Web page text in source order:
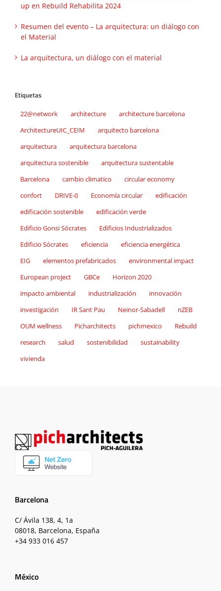
up en Rebuild Rehabilita 2024
Resumen del evento – La arquitectura: un diálogo con
el Material
La arquitectura, un diálogo con el material
Etiquetas
22@network architecture
architecture barcelona
ArchitectureUIC_CEIM
arquitecto barcelona
arquitectura
arquitectura barcelona
arquitectura sostenible
arquitectura sustentable
Barcelona
cambio climatico
circular economy
confort
DRIVE-0 Economía circular
edificación
edificación sostenible
edificación verde
Edificio Gonsi Sócrates
Edificios Industrializados
Edificio Sócrates
eficiencia
eficiencia energética
EIG
elementos prefabricados
environmental impact
European project
GBCe
Horizon 2020
impacto ambiental
industrialización
innovación
investigación
IR Sant Pau Neinor-Sabadell
nZEB
OUM wellness
Picharchitects pichmexico
Rebuild
research
salud sostenibilidad
sustainability
vivienda
Barcelona
C/ Ávila 138, 4, 1a
08018, Barcelona, España
+34 933 016 457
México